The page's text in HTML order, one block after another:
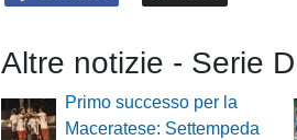
Altre notizie - Serie D
Primo successo per la
Maceratese: Settempeda